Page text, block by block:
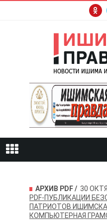
АРХИВ PDF
30
PDF-ПУБЛИКАЦИИ
ПАТРИОТОВ
КОМПЬЮТЕРНАЯ